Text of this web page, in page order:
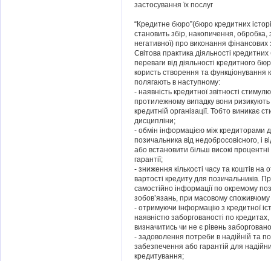
застосування їх послуг
“Кредитне бюро”(бюро кредитних
становить збір, накопичення,
негативної) про виконання
Світова практика діяльності
переваги від діяльності кредитного
користь створення та функціонування
полягають в наступному:
- наявність кредитної звітності
протилежному випадку вони
кредитній організації. Тобто виникає
дисципліни;
- обмін інформацією між кредиторами
позичальника від недобросовісного, і
або встановити більш високі
гарантії;
- зниження кількості часу та коштів
вартості кредиту для позичальників.
самостійно інформації по окремому
зобов’язань, при масовому
- отримуючи інформацію з кредитної
наявністю заборгованості по
визначитись чи не є рівень
- задоволення потреби в надійній та
забезпечення або гарантій для
кредитування;